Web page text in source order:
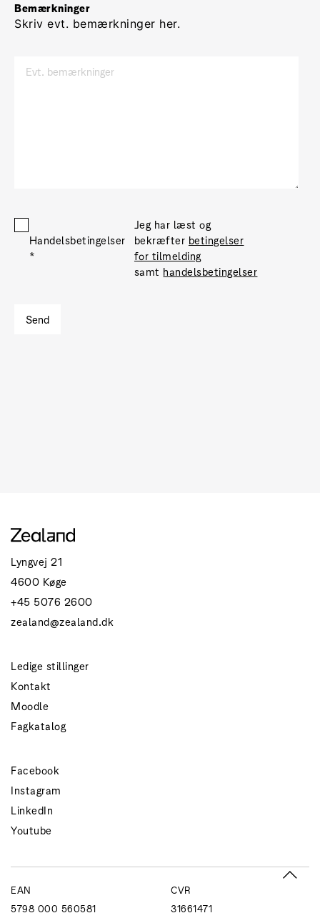
Bemærkninger
Skriv evt. bemærkninger her.
Handelsbetingelser
*
Jeg har læst og
bekræfter betingelser
for tilmelding
samt handelsbetingelser
Lyngvej 21
4600 Køge
+45 5076 2600
zealand@zealand.dk
Ledige stillinger
Kontakt
Moodle
Fagkatalog
Facebook
Instagram
LinkedIn
Youtube
EAN
5798 000 560581
CVR
31661471